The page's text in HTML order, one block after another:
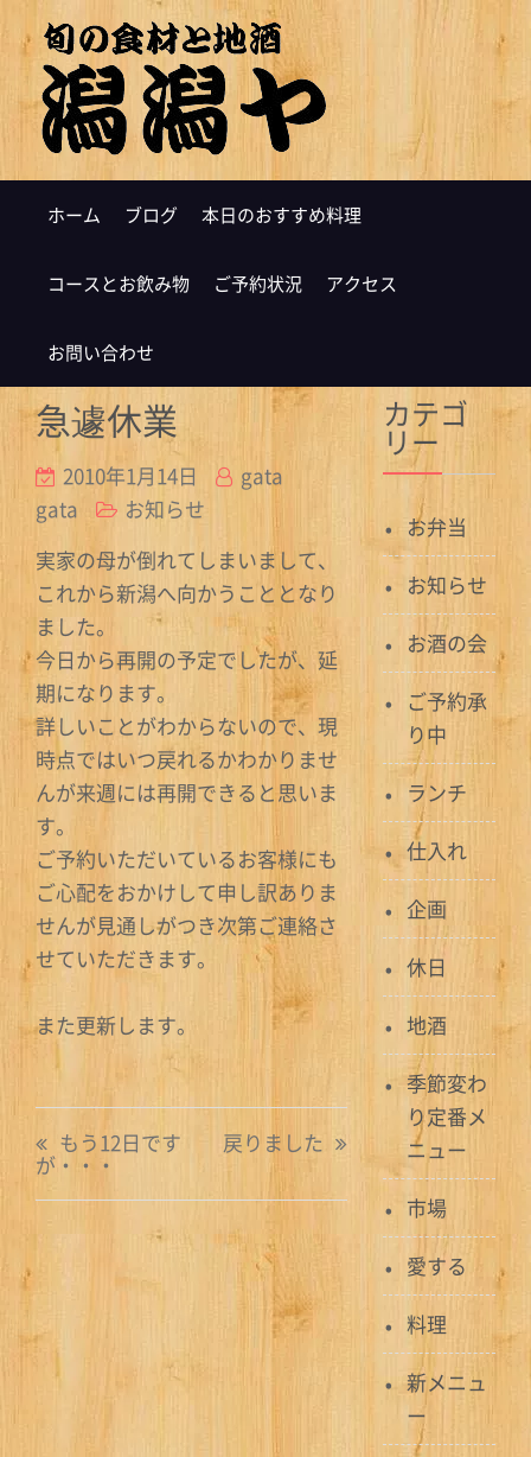
ホーム ブログ 本日のおすすめ料理
コースとお飲み物 ご予約状況 アクセス
お問い合わせ
急遽休業
2010年1月14日
gata
gata
お知らせ
実家の母が倒れてしまいまして、
これから新潟へ向かうこととなり
ました。
今日から再開の予定でしたが、延
期になります。
詳しいことがわからないので、現
時点ではいつ戻れるかわかりませ
んが来週には再開できると思いま
す。
ご予約いただいているお客様にも
ご心配をおかけして申し訳ありま
せんが見通しがつき次第ご連絡さ
せていただきます。
また更新します。
投
稿
ー
もう12日です
が・・・
戻りました
カテゴ
リー
お弁当
お知らせ
お酒の会
ご予約承
り中
ランチ
仕入れ
企画
休日
地酒
季節変わ
り定番メ
ニュー
市場
愛する
料理
新メニュ
ー